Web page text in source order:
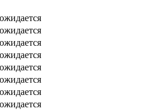
ожидается
ожидается
ожидается
ожидается
ожидается
ожидается
ожидается
ожидается